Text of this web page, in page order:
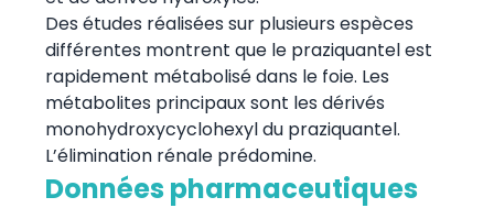
Des études réalisées sur plusieurs espèces
différentes montrent que le praziquantel est
rapidement métabolisé dans le foie. Les
métabolites principaux sont les dérivés
monohydroxycyclohexyl du praziquantel.
L’élimination rénale prédomine.
Données pharmaceutiques